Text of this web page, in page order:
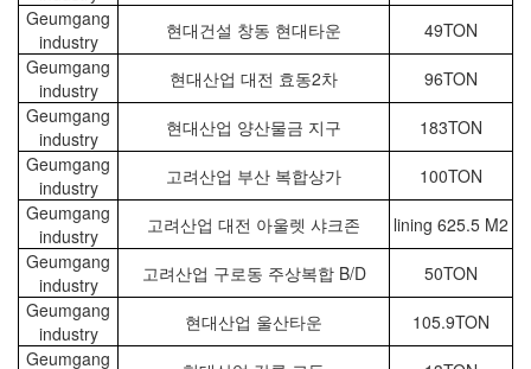
Geumgang
industry
현대건설 창동 현대타운
49TON
Geumgang
industry
현대산업 대전 효동2차
96TON
Geumgang
industry
현대산업 양산물금 지구
183TON
Geumgang
industry
고려산업 부산 복합상가
100TON
Geumgang
industry
고려산업 대전 아울렛 샤크존
lining 625.5 M2
Geumgang
industry
고려산업 구로동 주상복합 B/D
50TON
Geumgang
industry
현대산업 울산타운
105.9TON
Geumgang